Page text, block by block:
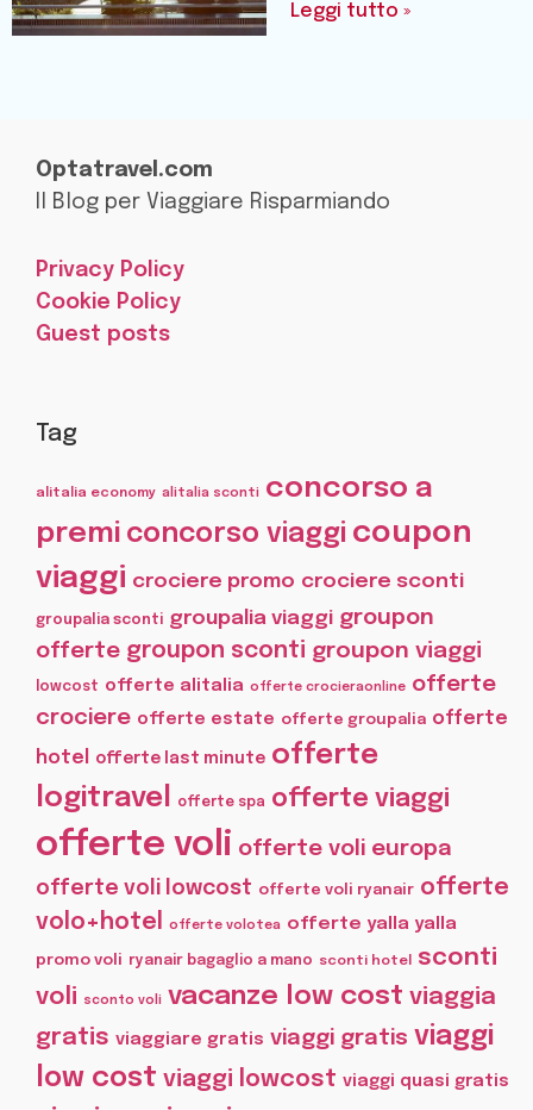
Leggi tutto »
Optatravel.com
Il Blog per Viaggiare Risparmiando
Privacy Policy
Cookie Policy
Guest posts
Tag
alitalia economy alitalia sconti concorso a
premi concorso viaggi coupon
viaggi crociere promo crociere sconti
groupalia sconti groupalia viaggi groupon
offerte groupon sconti groupon viaggi
lowcost offerte alitalia offerte crocieraonline offerte
crociere offerte estate offerte groupalia offerte
hotel
offerte last minute offerte
logitravel
offerte spa offerte viaggi
offerte voli offerte voli europa
offerte voli lowcost offerte voli ryanair offerte
volo+hotel
offerte volotea offerte yalla yalla
promo voli ryanair bagaglio a mano sconti hotel
sconti
voli
sconto voli vacanze low cost viaggia
gratis viaggiare gratis viaggi gratis viaggi
low cost viaggi lowcost viaggi quasi gratis